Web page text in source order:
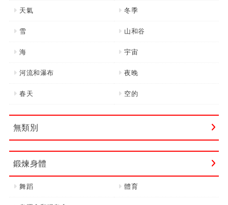
天氣 冬季
雪 山和谷
海 宇宙
河流和瀑布 夜晚
春天 空的
無類別
鍛煉身體
舞蹈 體育